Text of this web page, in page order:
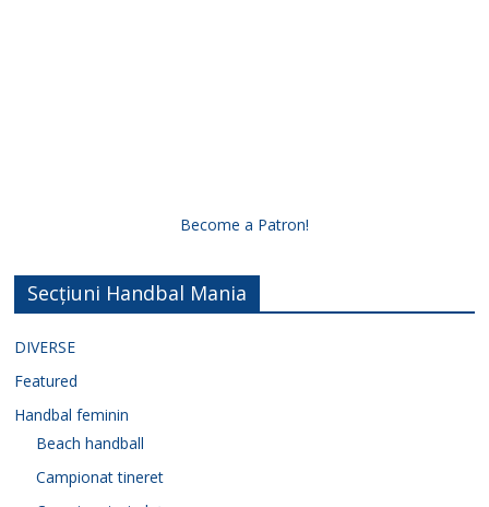
Become a Patron!
Secțiuni Handbal Mania
DIVERSE
Featured
Handbal feminin
Beach handball
Campionat tineret